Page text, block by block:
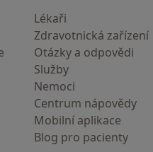
Lékaři
Zdravotnická zařízení
Otázky a odpovědi
Služby
Nemoci
Centrum nápovědy
Mobilní aplikace
Blog pro pacienty